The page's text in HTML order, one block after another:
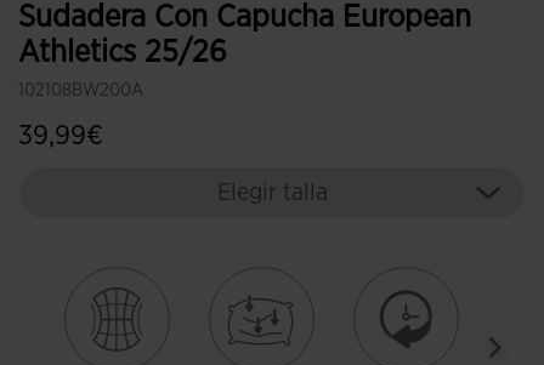
Sudadera Con Capucha European
Athletics 25/26
102108BW200A
39,99€
Elegir talla